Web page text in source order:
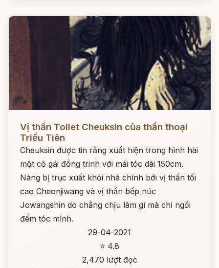
Đọc ngay
Vị thần Toilet Cheuksin của thần thoại
Triều Tiên
Cheuksin được tin rằng xuất hiện trong hình hài
một cô gái đồng trinh với mái tóc dài 150cm.
Nàng bị trục xuất khỏi nhà chính bởi vị thần tối
cao Cheonjiwang và vị thần bếp núc
Jowangshin do chẳng chịu làm gì mà chỉ ngồi
đếm tóc mình.
29-04-2021
⭐ 4.8
2,470 lượt đọc